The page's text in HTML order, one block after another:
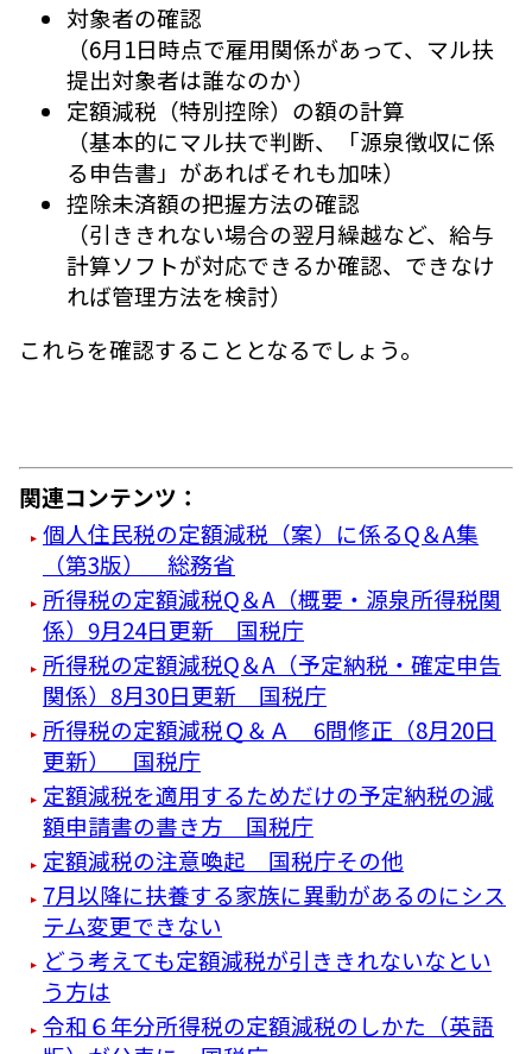
対象者の確認
（6月1日時点で雇用関係があって、マル扶
提出対象者は誰なのか）
定額減税（特別控除）の額の計算
（基本的にマル扶で判断、「源泉徴収に係
る申告書」があればそれも加味）
控除未済額の把握方法の確認
（引ききれない場合の翌月繰越など、給与
計算ソフトが対応できるか確認、できなけ
れば管理方法を検討）
これらを確認することとなるでしょう。
関連コンテンツ：
個人住民税の定額減税（案）に係るQ＆A集
（第3版） 総務省
所得税の定額減税Q＆A（概要・源泉所得税関
係）9月24日更新 国税庁
所得税の定額減税Q＆A（予定納税・確定申告
関係）8月30日更新 国税庁
所得税の定額減税Ｑ＆Ａ 6問修正（8月20日
更新） 国税庁
定額減税を適用するためだけの予定納税の減
額申請書の書き方 国税庁
定額減税の注意喚起 国税庁その他
7月以降に扶養する家族に異動があるのにシス
テム変更できない
どう考えても定額減税が引ききれないなとい
う方は
令和６年分所得税の定額減税のしかた（英語